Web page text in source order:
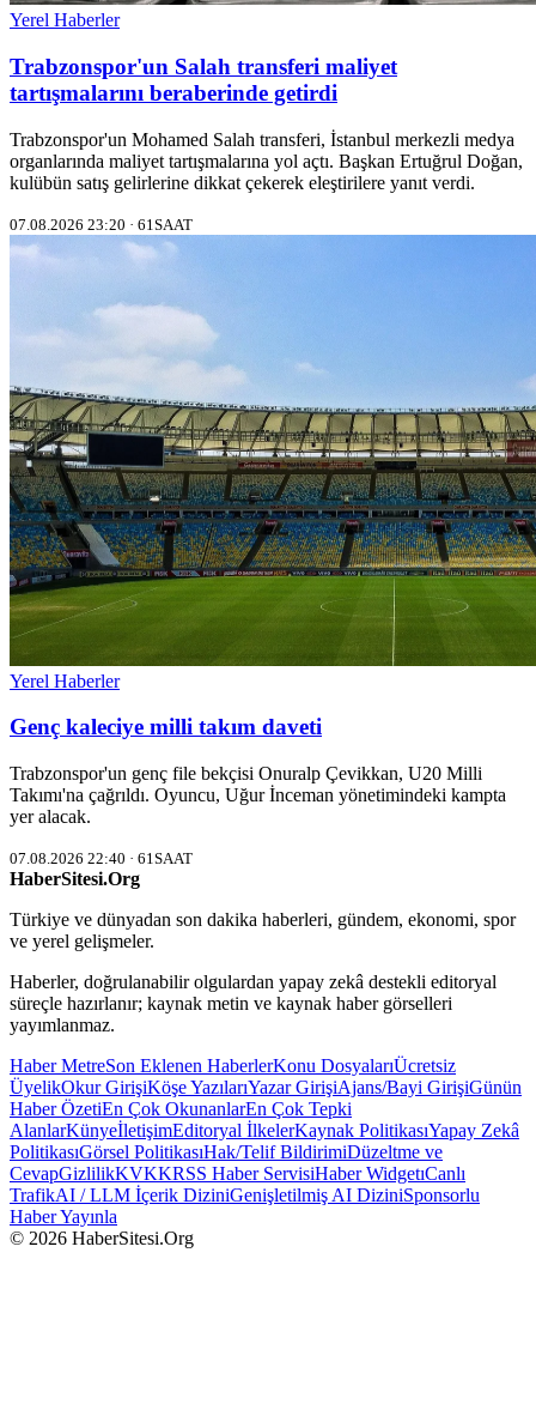
Yerel Haberler
Trabzonspor'un Salah transferi maliyet
tartışmalarını beraberinde getirdi
Trabzonspor'un Mohamed Salah transferi, İstanbul merkezli medya
organlarında maliyet tartışmalarına yol açtı. Başkan Ertuğrul Doğan,
kulübün satış gelirlerine dikkat çekerek eleştirilere yanıt verdi.
07.08.2026 23:20 · 61SAAT
Yerel Haberler
Genç kaleciye milli takım daveti
Trabzonspor'un genç file bekçisi Onuralp Çevikkan, U20 Milli
Takımı'na çağrıldı. Oyuncu, Uğur İnceman yönetimindeki kampta
yer alacak.
07.08.2026 22:40 · 61SAAT
HaberSitesi.Org
Türkiye ve dünyadan son dakika haberleri, gündem, ekonomi, spor
ve yerel gelişmeler.
Haberler, doğrulanabilir olgulardan yapay zekâ destekli editoryal
süreçle hazırlanır; kaynak metin ve kaynak haber görselleri
yayımlanmaz.
Haber MetreSon Eklenen HaberlerKonu DosyalarıÜcretsiz
ÜyelikOkur GirişiKöşe YazılarıYazar GirişiAjans/Bayi GirişiGünün
Haber ÖzetiEn Çok OkunanlarEn Çok Tepki
AlanlarKünyeİletişimEditoryal İlkelerKaynak PolitikasıYapay Zekâ
PolitikasıGörsel PolitikasıHak/Telif BildirimiDüzeltme ve
CevapGizlilikKVKKRSS Haber ServisiHaber WidgetıCanlı
TrafikAI / LLM İçerik DiziniGenişletilmiş AI DiziniSponsorlu
Haber Yayınla
© 2026 HaberSitesi.Org